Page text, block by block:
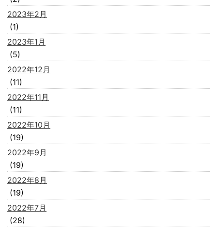
2023年2月
(1)
2023年1月
(5)
2022年12月
(11)
2022年11月
(11)
2022年10月
(19)
2022年9月
(19)
2022年8月
(19)
2022年7月
(28)